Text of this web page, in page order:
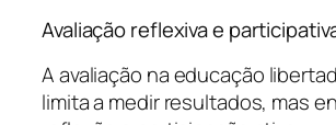
Avaliação reflexiva e
A avaliação na educação
limita a medir resultados, mas